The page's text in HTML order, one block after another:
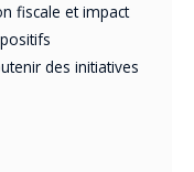
fiscale et impact
des initiatives